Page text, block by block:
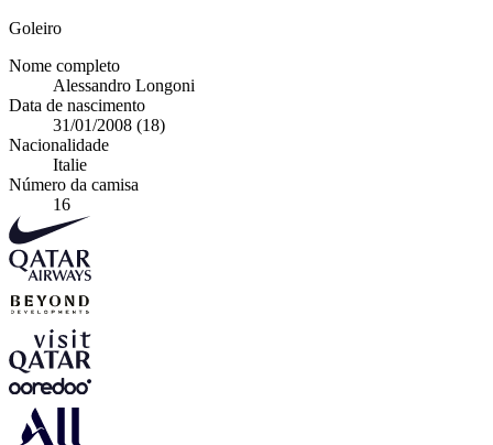
Goleiro
Nome completo
Alessandro Longoni
Data de nascimento
31/01/2008 (18)
Nacionalidade
Italie
Número da camisa
16